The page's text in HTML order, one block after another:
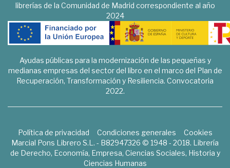
librerías de la Comunidad de Madrid correspondiente al año
2024
Ayudas públicas para la modernización de las pequeñas y
medianas empresas del sector del libro en el marco del Plan de
Recuperación, Transformación y Resiliencia. Convocatoria
2022.
Política de privacidad Condiciones generales
Cookies
Marcial Pons Librero S.L. - B82947326 © 1948 - 2018. Librería
de Derecho, Economía, Empresa, Ciencias Sociales, Historia y
Ciencias Humanas